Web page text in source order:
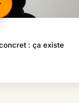
: ça existe